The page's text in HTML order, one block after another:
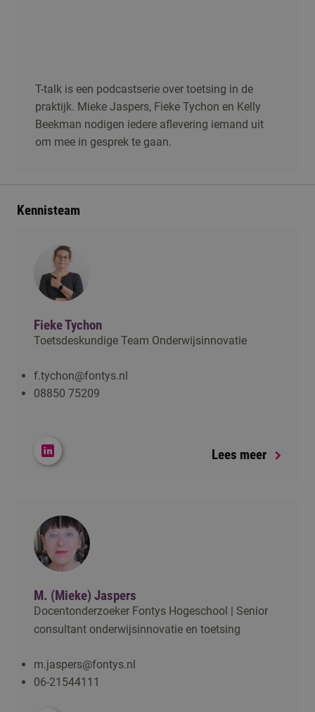
T-talk is een podcastserie over toetsing in de
praktijk. Mieke Jaspers, Fieke Tychon en Kelly
Beekman nodigen iedere aflevering iemand uit
om mee in gesprek te gaan.
Kennisteam
Fieke Tychon
Toetsdeskundige Team Onderwijsinnovatie
f.tychon@fontys.nl
08850 75209
Lees meer
M. (Mieke) Jaspers
Docentonderzoeker Fontys Hogeschool | Senior
consultant onderwijsinnovatie en toetsing
m.jaspers@fontys.nl
06-21544111